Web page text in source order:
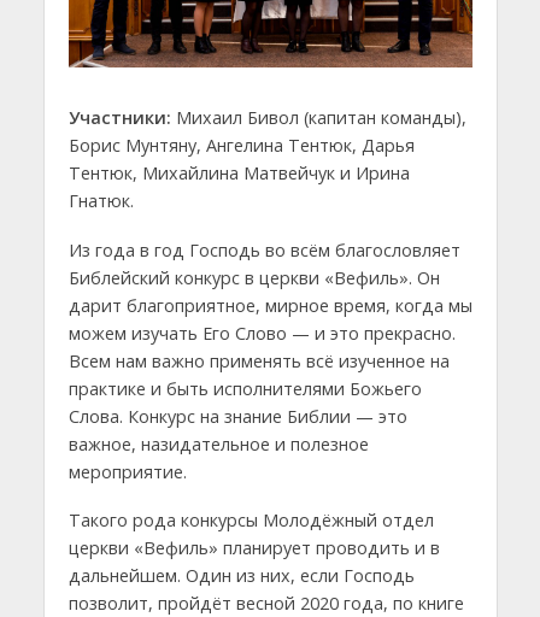
Участники: Михаил Бивол (капитан команды),
Борис Мунтяну, Ангелина Тентюк, Дарья
Тентюк, Михайлина Матвейчук и Ирина
Гнатюк.
Из года в год Господь во всём благословляет
Библейский конкурс в церкви «Вефиль». Он
дарит благоприятное, мирное время, когда мы
можем изучать Его Слово — и это прекрасно.
Всем нам важно применять всё изученное на
практике и быть исполнителями Божьего
Слова. Конкурс на знание Библии — это
важное, назидательное и полезное
мероприятие.
Такого рода конкурсы Молодёжный отдел
церкви «Вефиль» планирует проводить и в
дальнейшем. Один из них, если Господь
позволит, пройдёт весной 2020 года, по книге